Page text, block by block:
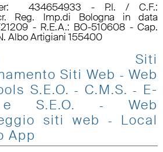
434654933 - P.I. / C.F.:
Reg. Imp.di Bologna in data
- R.E.A.: BO-510608 - Cap.
Albo Artigiani 155400
Siti
Siti Web -Web
S.E.O. - C.M.S. - E-
S.E.O.
-Web
siti web - Local
App